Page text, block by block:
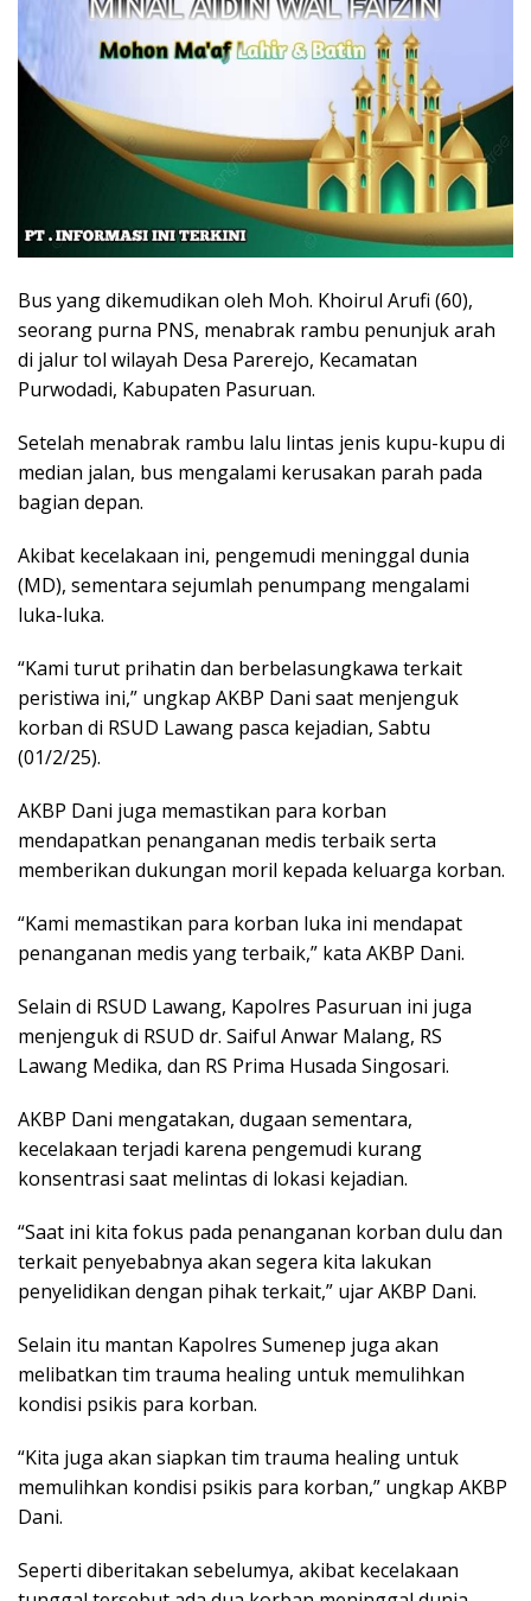
Bus yang dikemudikan oleh Moh. Khoirul Arufi (60),
seorang purna PNS, menabrak rambu penunjuk arah
di jalur tol wilayah Desa Parerejo, Kecamatan
Purwodadi, Kabupaten Pasuruan.
Setelah menabrak rambu lalu lintas jenis kupu-kupu di
median jalan, bus mengalami kerusakan parah pada
bagian depan.
Akibat kecelakaan ini, pengemudi meninggal dunia
(MD), sementara sejumlah penumpang mengalami
luka-luka.
“Kami turut prihatin dan berbelasungkawa terkait
peristiwa ini,” ungkap AKBP Dani saat menjenguk
korban di RSUD Lawang pasca kejadian, Sabtu
(01/2/25).
AKBP Dani juga memastikan para korban
mendapatkan penanganan medis terbaik serta
memberikan dukungan moril kepada keluarga korban.
“Kami memastikan para korban luka ini mendapat
penanganan medis yang terbaik,” kata AKBP Dani.
Selain di RSUD Lawang, Kapolres Pasuruan ini juga
menjenguk di RSUD dr. Saiful Anwar Malang, RS
Lawang Medika, dan RS Prima Husada Singosari.
AKBP Dani mengatakan, dugaan sementara,
kecelakaan terjadi karena pengemudi kurang
konsentrasi saat melintas di lokasi kejadian.
“Saat ini kita fokus pada penanganan korban dulu dan
terkait penyebabnya akan segera kita lakukan
penyelidikan dengan pihak terkait,” ujar AKBP Dani.
Selain itu mantan Kapolres Sumenep juga akan
melibatkan tim trauma healing untuk memulihkan
kondisi psikis para korban.
“Kita juga akan siapkan tim trauma healing untuk
memulihkan kondisi psikis para korban,” ungkap AKBP
Dani.
Seperti diberitakan sebelumya, akibat kecelakaan